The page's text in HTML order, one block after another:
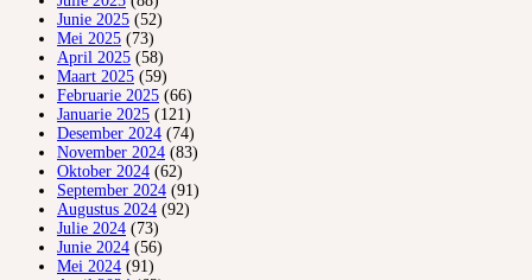
Junie 2025 (52)
Mei 2025 (73)
April 2025 (58)
Maart 2025 (59)
Februarie 2025 (66)
Januarie 2025 (121)
Desember 2024 (74)
November 2024 (83)
Oktober 2024 (62)
September 2024 (91)
Augustus 2024 (92)
Julie 2024 (73)
Junie 2024 (56)
Mei 2024 (91)